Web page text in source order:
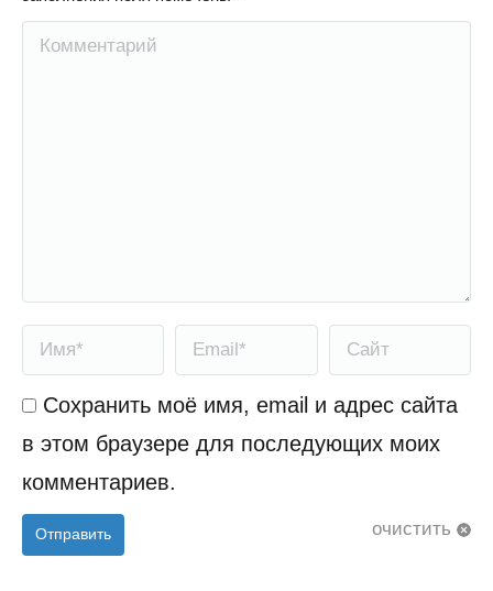
Комментарий
Имя * Email * Сайт
Сохранить моё имя, email и адрес сайта
в этом браузере для последующих моих
комментариев.
очистить
Отправить